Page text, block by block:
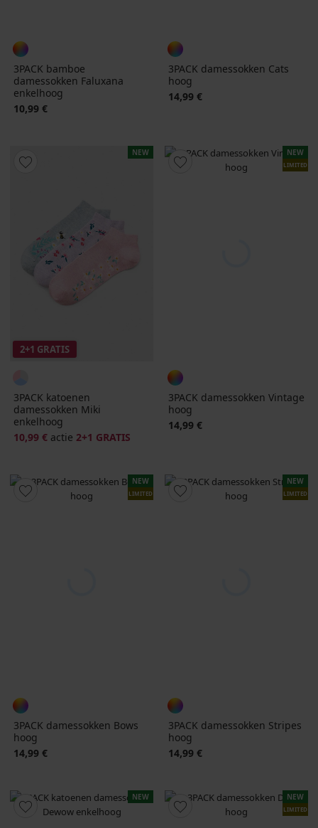
3PACK bamboe
damessokken Faluxana
enkelhoog
10,99 €
3PACK damessokken Cats
hoog
14,99 €
NEW
2+1 GRATIS
3PACK katoenen
damessokken Miki
enkelhoog
10,99 € actie 2+1 GRATIS
NEW
LIMITED
3PACK damessokken Vintage
hoog
14,99 €
NEW
LIMITED
3PACK damessokken Bows
hoog
14,99 €
NEW
LIMITED
3PACK damessokken Stripes
hoog
14,99 €
NEW NEW
LIMITED